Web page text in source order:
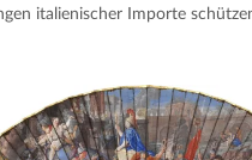
italienischer Importe